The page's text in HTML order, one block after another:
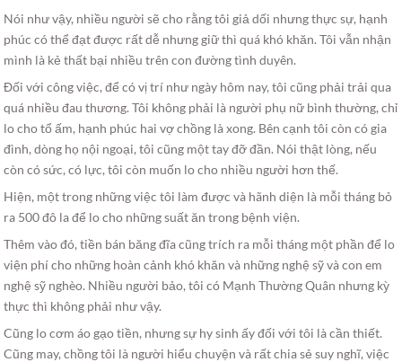
Nói như vậy, nhiều người sẽ cho rằng tôi giả dối nhưng thực sự, hạnh
phúc có thể đạt được rất dễ nhưng giữ thì quá khó khăn. Tôi vẫn nhận
mình là kẻ thất bại nhiều trên con đường tình duyên.
Đối với công việc, để có vị trí như ngày hôm nay, tôi cũng phải trải qua
quá nhiều đau thương. Tôi không phải là người phụ nữ bình thường, chỉ
lo cho tổ ấm, hạnh phúc hai vợ chồng là xong. Bên cạnh tôi còn có gia
đình, dòng họ nội ngoại, tôi cũng một tay đỡ đần. Nói thật lòng, nếu
còn có sức, có lực, tôi còn muốn lo cho nhiều người hơn thế.
Hiện, một trong những việc tôi làm được và hãnh diện là mỗi tháng bỏ
ra 500 đô la để lo cho những suất ăn trong bệnh viện.
Thêm vào đó, tiền bán băng đĩa cũng trích ra mỗi tháng một phần để lo
viện phí cho những hoàn cảnh khó khăn và những nghệ sỹ và con em
nghệ sỹ nghèo. Nhiều người bảo, tôi có Mạnh Thường Quân nhưng kỳ
thực thì không phải như vậy.
Cũng lo cơm áo gạo tiền, nhưng sự hy sinh ấy đối với tôi là cần thiết.
Cũng may, chồng tôi là người hiểu chuyện và rất chia sẻ suy nghĩ, việc